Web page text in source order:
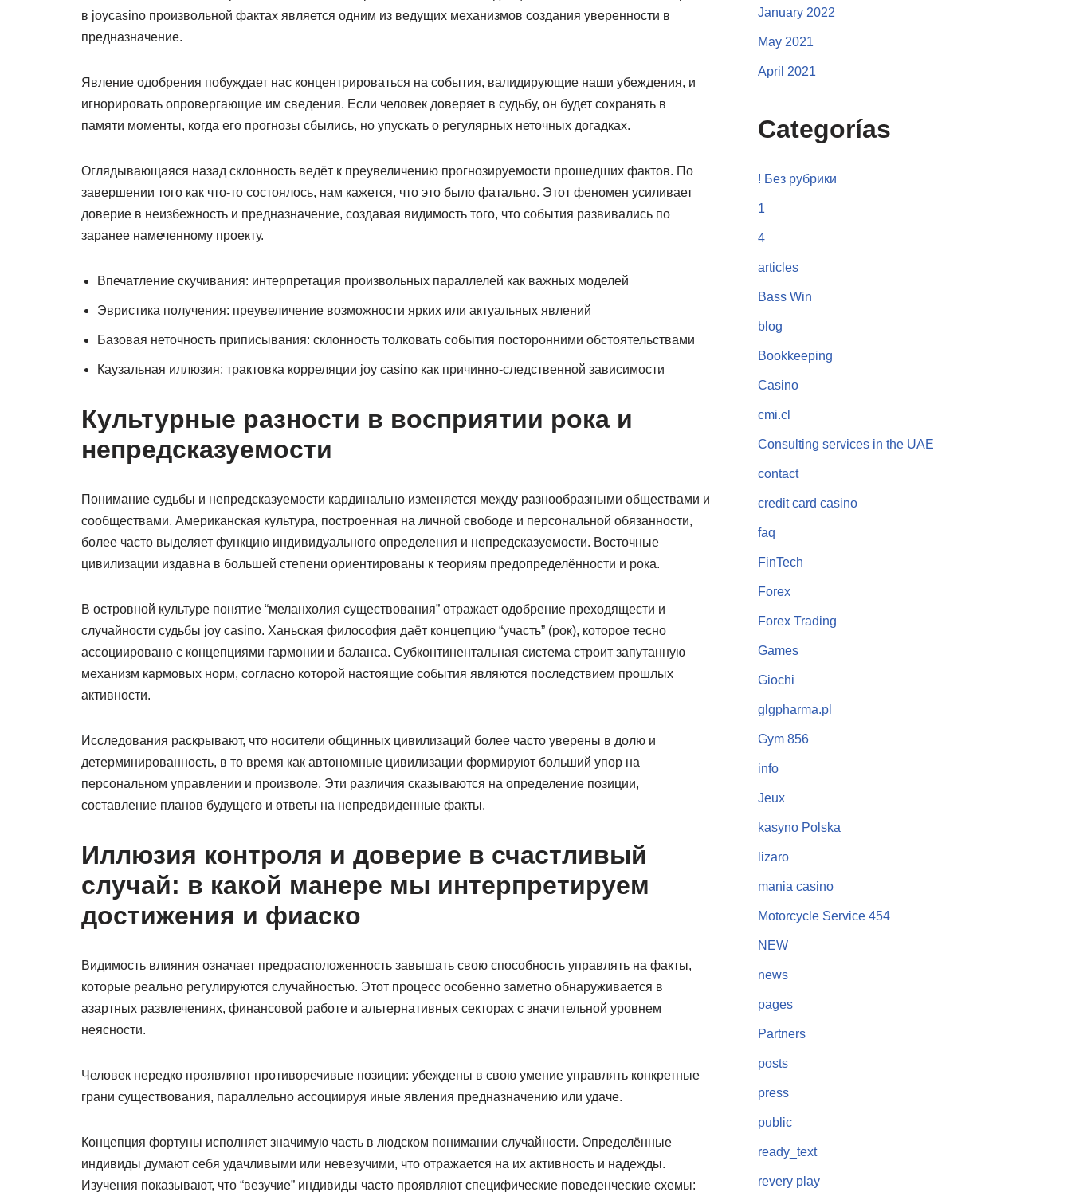
в joycasino произвольной фактах является одним из ведущих механизмов создания уверенности в
предназначение.
Явление одобрения побуждает нас концентрироваться на события, валидирующие наши убеждения, и
игнорировать опровергающие им сведения. Если человек доверяет в судьбу, он будет сохранять в
памяти моменты, когда его прогнозы сбылись, но упускать о регулярных неточных догадках.
Оглядывающаяся назад склонность ведёт к преувеличению прогнозируемости прошедших фактов. По
завершении того как что-то состоялось, нам кажется, что это было фатально. Этот феномен усиливает
доверие в неизбежность и предназначение, создавая видимость того, что события развивались по
заранее намеченному проекту.
Впечатление скучивания: интерпретация произвольных параллелей как важных моделей
Эвристика получения: преувеличение возможности ярких или актуальных явлений
Базовая неточность приписывания: склонность толковать события посторонними обстоятельствами
Каузальная иллюзия: трактовка корреляции joy casino как причинно-следственной зависимости
Культурные разности в восприятии рока и
непредсказуемости
Понимание судьбы и непредсказуемости кардинально изменяется между разнообразными обществами и
сообществами. Американская культура, построенная на личной свободе и персональной обязанности,
более часто выделяет функцию индивидуального определения и непредсказуемости. Восточные
цивилизации издавна в большей степени ориентированы к теориям предопределённости и рока.
В островной культуре понятие “меланхолия существования” отражает одобрение преходящести и
случайности судьбы joy casino. Ханьская философия даёт концепцию “участь” (рок), которое тесно
ассоциировано с концепциями гармонии и баланса. Субконтинентальная система строит запутанную
механизм кармовых норм, согласно которой настоящие события являются последствием прошлых
активности.
Исследования раскрывают, что носители общинных цивилизаций более часто уверены в долю и
детерминированность, в то время как автономные цивилизации формируют больший упор на
персональном управлении и произволе. Эти различия сказываются на определение позиции,
составление планов будущего и ответы на непредвиденные факты.
Иллюзия контроля и доверие в счастливый
случай: в какой манере мы интерпретируем
достижения и фиаско
Видимость влияния означает предрасположенность завышать свою способность управлять на факты,
которые реально регулируются случайностью. Этот процесс особенно заметно обнаруживается в
азартных развлечениях, финансовой работе и альтернативных секторах с значительной уровнем
неясности.
Человек нередко проявляют противоречивые позиции: убеждены в свою умение управлять конкретные
грани существования, параллельно ассоциируя иные явления предназначению или удаче.
Концепция фортуны исполняет значимую часть в людском понимании случайности. Определённые
индивиды думают себя удачливыми или невезучими, что отражается на их активность и надежды.
Изучения показывают, что “везучие” индивиды часто проявляют специфические поведенческие схемы:
January 2022
May 2021
April 2021
Categorías
! Без рубрики
1
4
articles
Bass Win
blog
Bookkeeping
Casino
cmi.cl
Consulting services in the UAE
contact
credit card casino
faq
FinTech
Forex
Forex Trading
Games
Giochi
glgpharma.pl
Gym 856
info
Jeux
kasyno Polska
lizaro
mania casino
Motorcycle Service 454
NEW
news
pages
Partners
posts
press
public
ready_text
revery play